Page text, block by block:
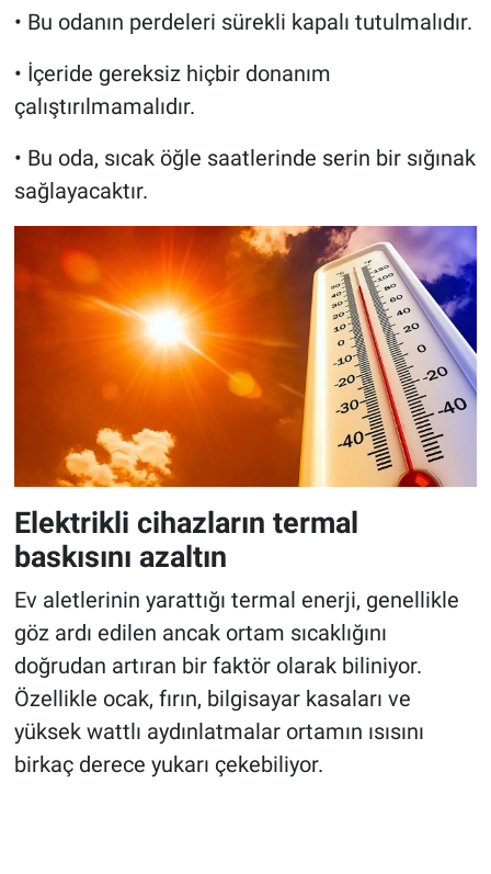
• Bu odanın perdeleri sürekli kapalı tutulmalıdır.
• İçeride gereksiz hiçbir donanım
çalıştırılmamalıdır.
• Bu oda, sıcak öğle saatlerinde serin bir sığınak
sağlayacaktır.
Elektrikli cihazların termal
baskısını azaltın
Ev aletlerinin yarattığı termal enerji, genellikle
göz ardı edilen ancak ortam sıcaklığını
doğrudan artıran bir faktör olarak biliniyor.
Özellikle ocak, fırın, bilgisayar kasaları ve
yüksek wattlı aydınlatmalar ortamın ısısını
birkaç derece yukarı çekebiliyor.